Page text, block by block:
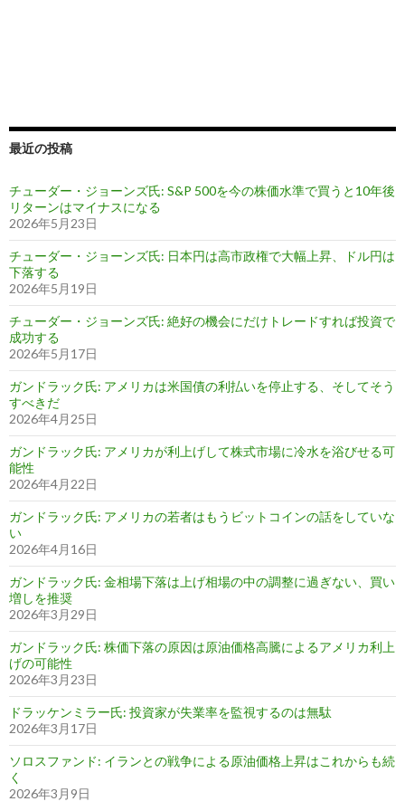
最近の投稿
チューダー・ジョーンズ氏: S&P 500を今の株価水準で買うと10年後
リターンはマイナスになる
2026年5月23日
チューダー・ジョーンズ氏: 日本円は高市政権で大幅上昇、ドル円は
下落する
2026年5月19日
チューダー・ジョーンズ氏: 絶好の機会にだけトレードすれば投資で
成功する
2026年5月17日
ガンドラック氏: アメリカは米国債の利払いを停止する、そしてそう
すべきだ
2026年4月25日
ガンドラック氏: アメリカが利上げして株式市場に冷水を浴びせる可
能性
2026年4月22日
ガンドラック氏: アメリカの若者はもうビットコインの話をしていな
い
2026年4月16日
ガンドラック氏: 金相場下落は上げ相場の中の調整に過ぎない、買い
増しを推奨
2026年3月29日
ガンドラック氏: 株価下落の原因は原油価格高騰によるアメリカ利上
げの可能性
2026年3月23日
ドラッケンミラー氏: 投資家が失業率を監視するのは無駄
2026年3月17日
ソロスファンド: イランとの戦争による原油価格上昇はこれからも続
く
2026年3月9日